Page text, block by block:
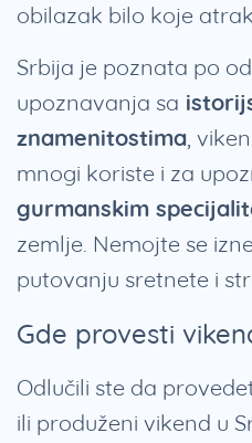
obilazak bilo koje
Srbija je poznata po
upoznavanja sa
znamenitostima,
mnogi koriste i za
gurmanskim
zemlje. Nemojte se
putovanju sretnete i
Gde provesti
Odlučili ste da
ili produženi vikend u